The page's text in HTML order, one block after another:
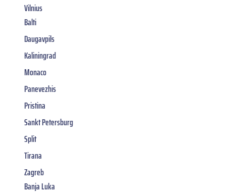
Vilnius
Balti
Daugavpils
Kaliningrad
Monaco
Panevezhis
Pristina
Sankt Petersburg
Split
Tirana
Zagreb
Banja Luka